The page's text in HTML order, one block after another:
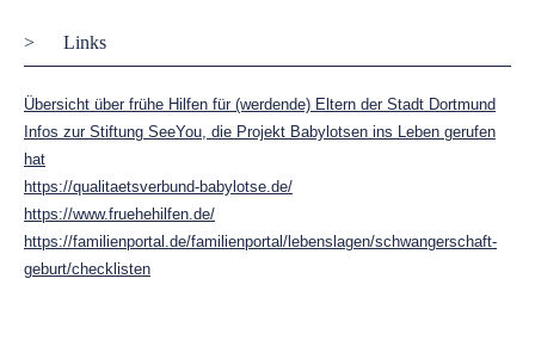
Links
Übersicht über frühe Hilfen für (werdende) Eltern der Stadt Dortmund
Infos zur Stiftung SeeYou, die Projekt Babylotsen ins Leben gerufen
hat
https://qualitaetsverbund-babylotse.de/
https://www.fruehehilfen.de/
https://familienportal.de/familienportal/lebenslagen/schwangerschaft-
geburt/checklisten